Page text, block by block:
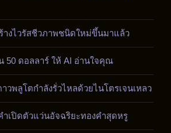
างไวรัสชีวภาพชนิดใหม่ขึ้นมาแล้ว
50 ดอลลาร์ ให้ AI อ่านใจคุณ
วพลูโตกำลังรั่วไหลด้วยไนโตรเจนเหลว
เปิดตัวแว่นอัจฉริยะทองคำสุดหรู